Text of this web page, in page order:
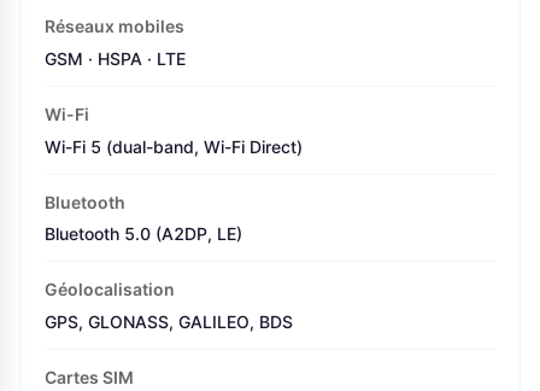
Réseaux mobiles
GSM · HSPA · LTE
Wi-Fi
Wi-Fi 5 (dual-band, Wi-Fi Direct)
Bluetooth
Bluetooth 5.0 (A2DP, LE)
Géolocalisation
GPS, GLONASS, GALILEO, BDS
Cartes SIM